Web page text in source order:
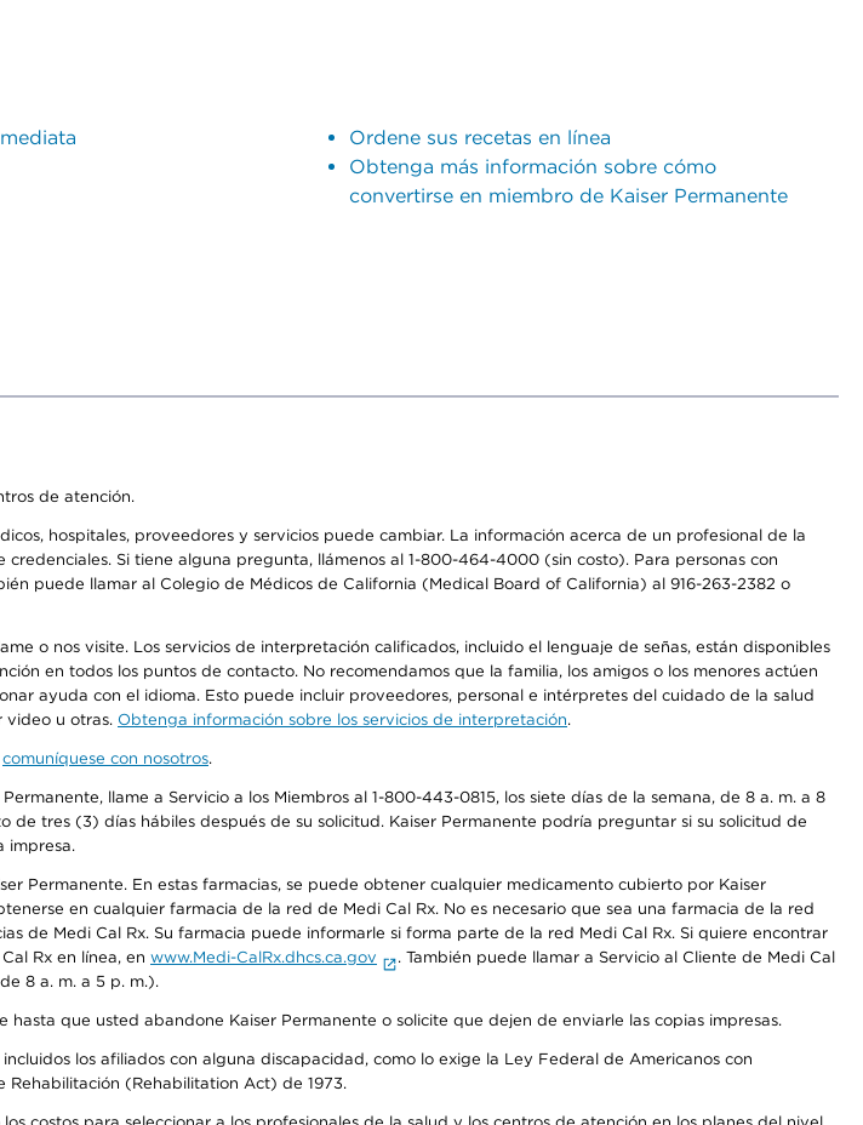
Ordene sus recetas en línea
Obtenga más información sobre cómo
convertirse en miembro de Kaiser Permanente
de atención.
hospitales, proveedores y servicios puede cambiar. La información acerca de un profesional de la
Si tiene alguna pregunta, llámenos al 1-800-464-4000 (sin costo). Para personas con
puede llamar al Colegio de Médicos de California (Medical Board of California) al 916-263-2382 o
o nos visite. Los servicios de interpretación calificados, incluido el lenguaje de señas, están disponibles
en todos los puntos de contacto. No recomendamos que la familia, los amigos o los menores actúen
ayuda con el idioma. Esto puede incluir proveedores, personal e intérpretes del cuidado de la salud
video u otras. Obtenga información sobre los servicios de interpretación.
comuníquese con nosotros.
llame a Servicio a los Miembros al 1-800-443-0815, los siete días de la semana, de 8 a. m. a 8
tres (3) días hábiles después de su solicitud. Kaiser Permanente podría preguntar si su solicitud de
impresa.
Permanente. En estas farmacias, se puede obtener cualquier medicamento cubierto por Kaiser
en cualquier farmacia de la red de Medi Cal Rx. No es necesario que sea una farmacia de la red
de Medi Cal Rx. Su farmacia puede informarle si forma parte de la red Medi Cal Rx. Si quiere encontrar
Rx en línea, en www.Medi-CalRx.dhcs.ca.gov
. También puede llamar a Servicio al Cliente de Medi Cal
8 a. m. a 5 p. m.).
que usted abandone Kaiser Permanente o solicite que dejen de enviarle las copias impresas.
los afiliados con alguna discapacidad, como lo exige la Ley Federal de Americanos con
(Rehabilitation Act) de 1973.